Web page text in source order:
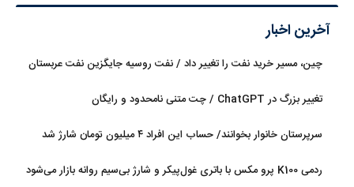
آخرین اخبار
چین، مسیر خرید نفت را تغییر داد / نفت روسیه جایگزین نفت عربستان
تغییر بزرگ در ChatGPT / چت متنی نامحدود و رایگان
سرپرستان خانوار بخوانند/ حساب این افراد ۴ میلیون تومان شارژ شد
ردمی K100 پرو مکس با باتری غول‌پیکر و شارژ بی‌سیم روانه بازار می‌شود